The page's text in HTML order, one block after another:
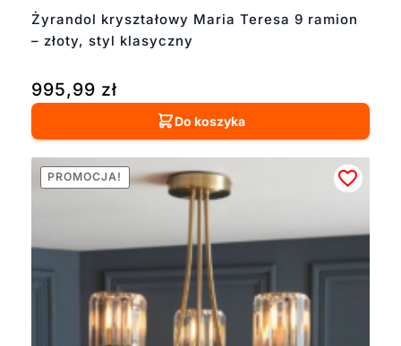
Żyrandol kryształowy Maria Teresa 9 ramion
– złoty, styl klasyczny
995,99 zł
Do koszyka
PROMOCJA!